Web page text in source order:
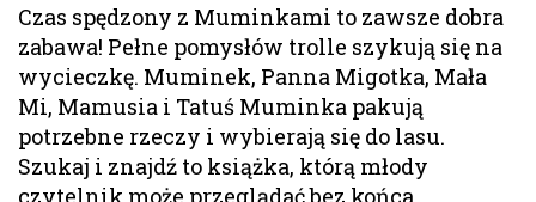
Czas spędzony z Muminkami to zawsze dobra
zabawa! Pełne pomysłów trolle szykują się na
wycieczkę. Muminek, Panna Migotka, Mała
Mi, Mamusia i Tatuś Muminka pakują
potrzebne rzeczy i wybierają się do lasu.
Szukaj i znajdź to książka, którą młody
czytelnik może przeglądać bez końca,